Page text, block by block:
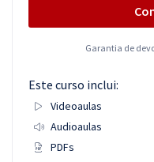
Garantia de
Este curso inclui:
Videoaulas
Audioaulas
PDFs